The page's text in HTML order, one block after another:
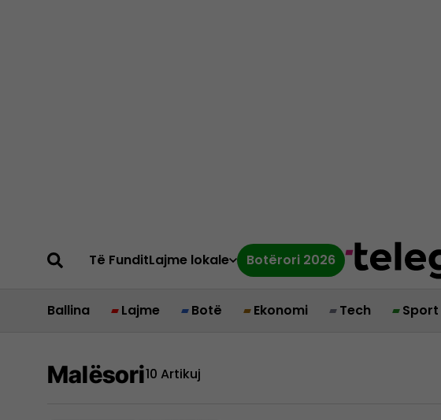
Të FunditLajme lokale Botërori 2026
Ballina Lajme Botë Ekonomi Tech Sport
Malësori10 Artikuj